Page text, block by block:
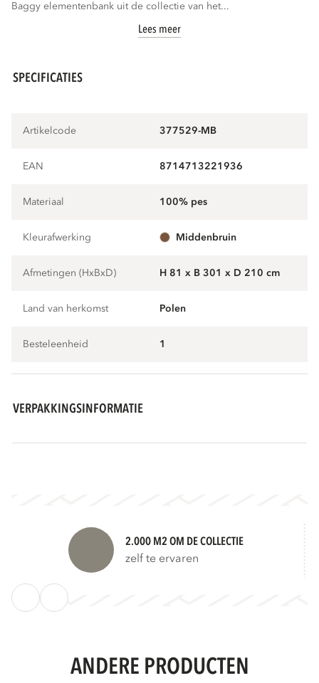
Baggy elementenbank uit de collectie van het...
Lees meer
SPECIFICATIES
Artikelcode 377529-MB
EAN 8714713221936
Materiaal 100% pes
Kleurafwerking middenbruin
Afmetingen (HxBxD) H 81 x B 301 x D 210 cm
Land van herkomst Polen
Besteleenheid 1
VERPAKKINGSINFORMATIE
2.000 M2 OM DE COLLECTIE
zelf te ervaren
ANDERE PRODUCTEN